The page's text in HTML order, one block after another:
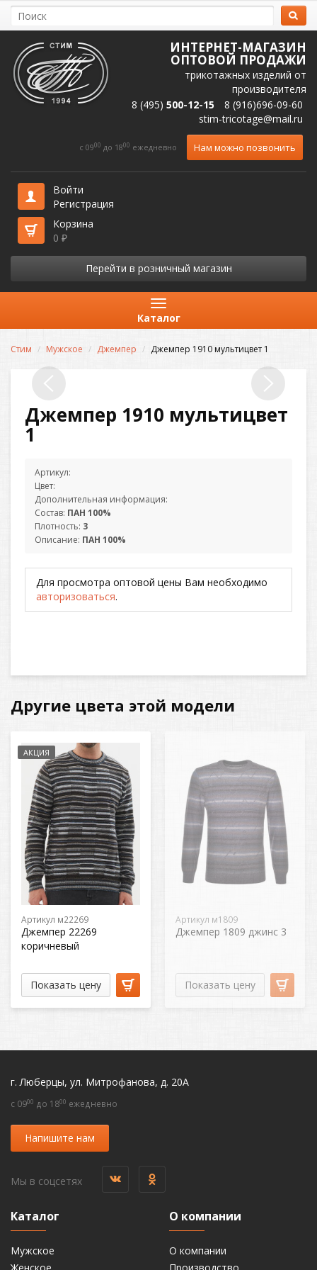
ИНТЕРНЕТ-МАГАЗИН
ОПТОВОЙ ПРОДАЖИ
трикотажных изделий от
производителя
8 (495) 500-12-15
8 (916)696-09-60
stim-tricotage@mail.ru
c 0900 до 1800 ежедневно Нам можно позвонить
Войти
Регистрация
Корзина
0 ₽
Перейти в розничный магазин
Каталог
Стим Мужское Джемпер Джемпер 1910 мультицвет 1
Джемпер 1910 мультицвет
1
Артикул:
Цвет:
Дополнительная информация:
Состав: ПАН 100%
Плотность: 3
Описание: ПАН 100%
Для просмотра оптовой цены Вам необходимо
авторизоваться.
Другие цвета этой модели
Артикул м22269
Джемпер 22269
коричневый
АКЦИЯ
Показать цену
Артикул м1809
Джемпер 1809 джинс 3
Показать цену
г. Люберцы, ул. Митрофанова, д. 20А
c 0900 до 1800 ежедневно
Напишите нам
Мы в соцсетях
Каталог
Мужское
О компании
О компании